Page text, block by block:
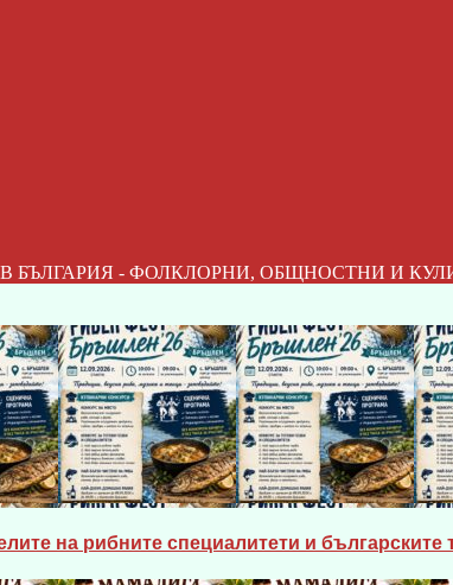
БЪЛГАРИЯ - ФОЛКЛОРНИ, ОБЩНОСТНИ И
на рибните специалитети и българските